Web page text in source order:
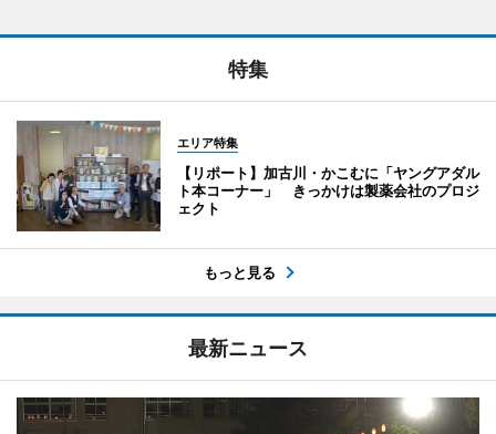
特集
エリア特集
【リポート】加古川・かこむに「ヤングアダル
ト本コーナー」 きっかけは製薬会社のプロジ
ェクト
もっと見る
最新ニュース